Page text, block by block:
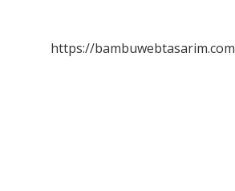
https://bambuwebtasarim.com